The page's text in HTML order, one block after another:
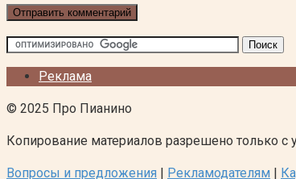
Реклама
© 2025 Про Пианино
Копирование материалов разрешено только с
Вопросы и предложения | Рекламодателям |